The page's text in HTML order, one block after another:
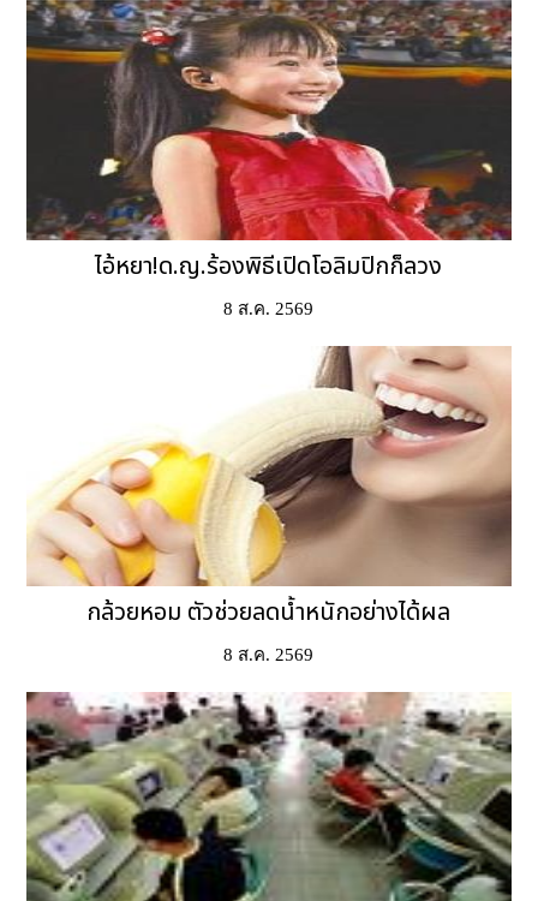
ไอ้หยา!ด.ญ.ร้องพิธีเปิดโอลิมปิกก็ลวง
8 ส.ค. 2569
กล้วยหอม ตัวช่วยลดน้ำหนักอย่างได้ผล
8 ส.ค. 2569